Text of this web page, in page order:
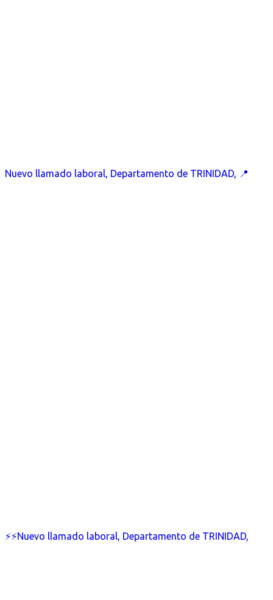
Nuevo llamado laboral, Departamento de TRINIDAD, 📍
⚡⚡Nuevo llamado laboral, Departamento de TRINIDAD,